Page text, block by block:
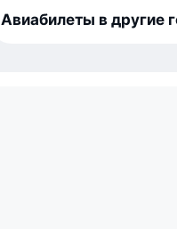
Авиабилеты в другие